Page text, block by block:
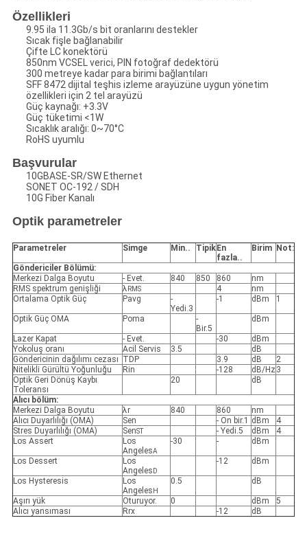
Özellikleri
9.95 ila 11.3Gb/s bit oranlarını destekler
Sıcak fişle bağlanabilir
Çifte LC konektörü
850nm VCSEL verici, PIN fotoğraf dedektörü
300 metreye kadar para birimi bağlantıları
SFF 8472 dijital teşhis izleme arayüzüne uygun yönetim
özellikleri için 2 tel arayüzü
Güç kaynağı: +3.3V
Güç tüketimi <1W
Sıcaklık aralığı: 0~70°C
RoHS uyumlu
Başvurular
10GBASE-SR/SW Ethernet
SONET OC-192 / SDH
10G Fiber Kanalı
Optik parametreler
Parametreler Simge Min.. Tipik En
fazla..
Birim Not:
Göndericiler Bölümü:
Merkezi Dalga Boyutu
- Evet. 840 850 860
nm
RMS spektrum genişliği
λ RMS 4
nm
Ortalama Optik Güç
Pavg
-
Yedi.3
-1 dBm 1
Optik Güç OMA Poma
-
Bir.5
dBm
Lazer Kapat - Evet. -30
dBm
Yokoluş oranı
Acil Servis 3.5
dB
Göndericinin dağılımı cezası TDP 3.9 dB
2
Nitelikli Gürültü Yoğunluğu
Rin -128 dB/Hz3
Optik Geri Dönüş Kaybı
Toleransı
20 dB
Alıcı bölüm:
Merkezi Dalga Boyutu
λr 840 860
nm
Alıcı Duyarlılığı (OMA)
Sen - On bir.1 dBm
4
Stres Duyarlılığı (OMA)
SenST - Yedi.5 dBm
4
Los Assert
Los
AngelesA
-30 - dBm
Los Dessert
Los
Angeles D
-12 dBm
Los Hysteresis
Los
Angeles H
0.5 dB
Aşırı yük Oturuyor. 0 dBm
5
Alıcı yansıması
Rrx -12 dB